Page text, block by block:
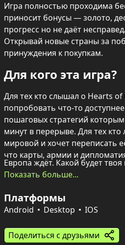
Игра полностью проходима
приносит бонусы — золото,
прогресс но не даёт
Открывай новые страны за
принуждения к покупкам.
Для кого эта игра?
Для тех кто слышал о Hearts
попробовать что-то
пошаговых стратегий
минут в перерыве. Для тех
мировой и хочет переписать
что карты, армии и
Европа ждёт. Какой будет твоя
Показать больше...
Платформы
Android Desktop IOS
Поделиться с друзьями